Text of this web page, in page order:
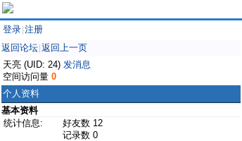
登录 注册
返回论坛 返回上一页
天亮 (UID: 24) 发消息
空间访问量 0
个人资料
基本资料
统计信息:
好友数 12
记录数 0